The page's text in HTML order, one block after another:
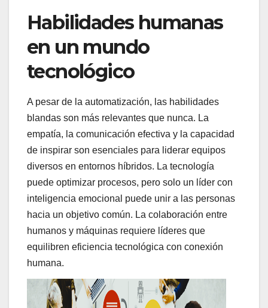
Habilidades humanas
en un mundo
tecnológico
A pesar de la automatización, las habilidades
blandas son más relevantes que nunca. La
empatía, la comunicación efectiva y la capacidad
de inspirar son esenciales para liderar equipos
diversos en entornos híbridos. La tecnología
puede optimizar procesos, pero solo un líder con
inteligencia emocional puede unir a las personas
hacia un objetivo común. La colaboración entre
humanos y máquinas requiere líderes que
equilibren eficiencia tecnológica con conexión
humana.